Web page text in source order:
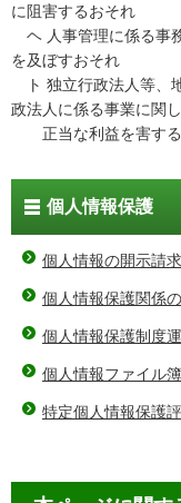
に阻害するおそれ
ヘ 人事管理に係る事
を及ぼすおそれ
ト 独立行政法人等、
政法人に係る事業に関
正当な利益を害する
個人情報保護
個人情報の開示請求
個人情報保護関係
個人情報保護制度
個人情報ファイル簿
特定個人情報保護